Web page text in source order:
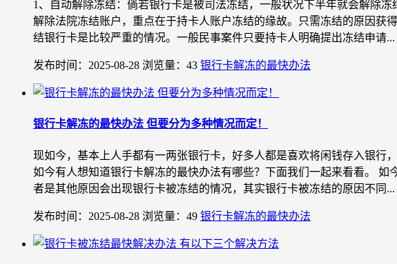
1、自动解除冻结：倘若银行卡是被司法冻结，一般状况下半年就会解除
解除法院冻结账户，重点在于持卡人账户冻结的缘故。只需冻结的原因获
结银行卡是比较严重的情况。一般民事案件只要持卡人明确提出冻结申请...
发布时间：2025-08-28 浏览量：43 银行卡解冻的最快办法
银行卡解冻的最快办法 但要分为多种情况而定！
现如今，基本上人手都有一两张银行卡，好多人都是喜欢将闲钱存入银行
如今有人想知道银行卡解冻的最快办法有哪些？下面我们一起来看看。
者是其他原因会出现银行卡被冻结的情况，其实银行卡被冻结的原因不同...
发布时间：2025-08-28 浏览量：49 银行卡解冻的最快办法